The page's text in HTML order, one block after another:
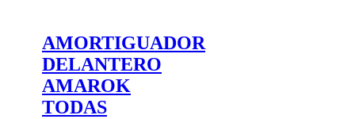
wishlist
AMORTIGUADOR
DELANTERO
AMAROK
TODAS